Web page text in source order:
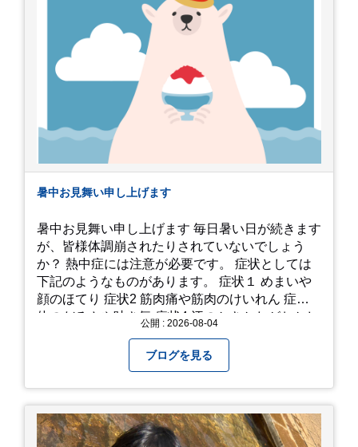
暑中お見舞い申し上げます
暑中お見舞い申し上げます 毎日暑い日が続きます
が、皆様体調崩されたりされていないでしょう
か？ 熱中症には注意が必要です。 症状としては
下記のようなものがあります。 症状１ めまいや
顔のほてり 症状2 筋肉痛や筋肉のけいれん 症状3
体のだるさや吐き気 症状4 汗のかきかたがおかし
に反応しない、まっすぐ歩けない 症状7 水分補給
に医療機関へ相談、または救急車を呼びましょう
□涼しい場所へ移動しましょう □衣服を脱がし、
体を冷やして体温を下げましょう □塩分や水分を
補給しましょう 一番大切な命を守って、夏を乗り
公開 : 2026-08-04
ブログを見る